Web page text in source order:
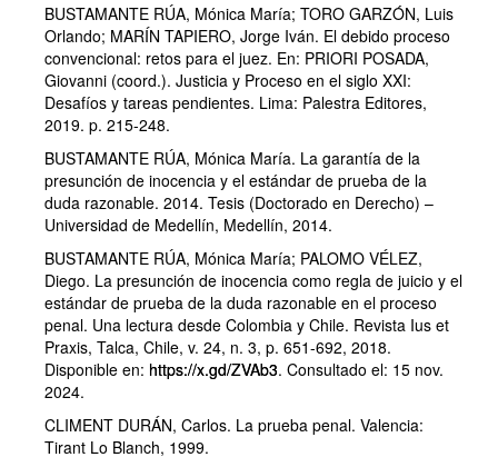
BUSTAMANTE RÚA, Mónica María; TORO GARZÓN, Luis
Orlando; MARÍN TAPIERO, Jorge Iván. El debido proceso
convencional: retos para el juez. En: PRIORI POSADA,
Giovanni (coord.). Justicia y Proceso en el siglo XXI:
Desafíos y tareas pendientes. Lima: Palestra Editores,
2019. p. 215-248.
BUSTAMANTE RÚA, Mónica María. La garantía de la
presunción de inocencia y el estándar de prueba de la
duda razonable. 2014. Tesis (Doctorado en Derecho) –
Universidad de Medellín, Medellín, 2014.
BUSTAMANTE RÚA, Mónica María; PALOMO VÉLEZ,
Diego. La presunción de inocencia como regla de juicio y el
estándar de prueba de la duda razonable en el proceso
penal. Una lectura desde Colombia y Chile. Revista Ius et
Praxis, Talca, Chile, v. 24, n. 3, p. 651-692, 2018.
Disponible en: https://x.gd/ZVAb3. Consultado el: 15 nov.
2024.
CLIMENT DURÁN, Carlos. La prueba penal. Valencia:
Tirant Lo Blanch, 1999.